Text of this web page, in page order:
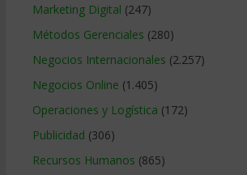
Marketing Digital (247)
Métodos Gerenciales (280)
Negocios Internacionales (2.257)
Negocios Online (1.405)
Operaciones y Logística (172)
Publicidad (306)
Recursos Humanos (865)